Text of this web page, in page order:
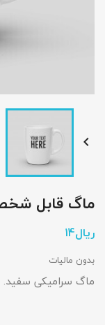

ماگ قابل
بدون مالیات
ماگ سرامیکی سفید. 325 میلی لیتر